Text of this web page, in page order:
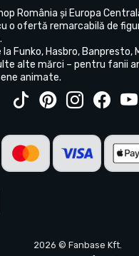
România și Europa
o ofertă remarcabilă de
la Funko, Hasbro, Banpresto,
alte mărci – pentru fanii
animate.
2026 © Fanbase Kft.